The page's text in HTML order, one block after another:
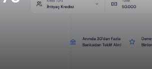
Sağlıyor